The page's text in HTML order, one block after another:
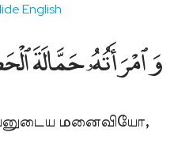
English
وَٱمْرَأَتُهُۥ حَمَّالَةَ
மனைவியோ,